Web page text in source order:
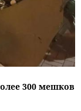
300 мешков